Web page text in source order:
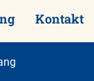
Kontakt